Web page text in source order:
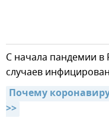
С начала пандемии в
случаев
Почему
>>